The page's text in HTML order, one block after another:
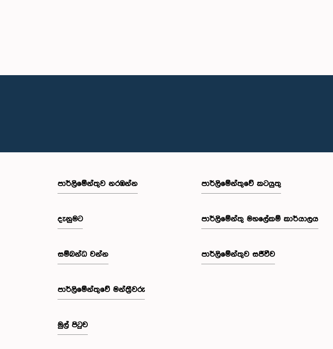
පාර්ලි‌මේන්තුව නරඹන්න
දැනුමට
සම්බන්ධ වන්න
පාර්ලි‌මේන්තුවේ මන්ත්‍රීවරු
මුල් පිටුව
පාර්ලිමේන්තුවේ කටයුතු
පාර්ලිමේන්තු මහලේකම් කාර්යාලය
පාර්ලිමේන්තුව සජීවීව